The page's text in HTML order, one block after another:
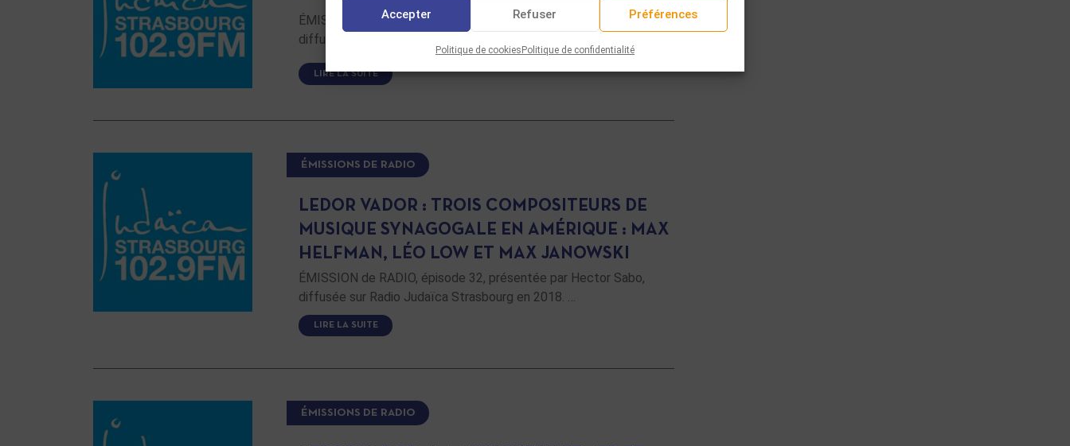
Accepter Refuser Préférences
Politique de cookies Politique de confidentialité
ÉMISSION de RADIO, épisode 33, présentée par Hector Sabo,
diffusée sur Radio Judaïca Strasbourg en 2018. …
LIRE LA SUITE
ÉMISSIONS DE RADIO
LEDOR VADOR : TROIS COMPOSITEURS DE
MUSIQUE SYNAGOGALE EN AMÉRIQUE : MAX
HELFMAN, LÉO LOW ET MAX JANOWSKI
ÉMISSION de RADIO, épisode 32, présentée par Hector Sabo,
diffusée sur Radio Judaïca Strasbourg en 2018. …
LIRE LA SUITE
ÉMISSIONS DE RADIO